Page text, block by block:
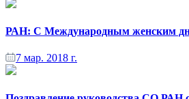
РАН: С Международным женским
7 мар. 2018 г.